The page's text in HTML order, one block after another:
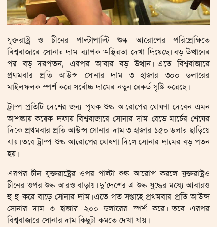
যুক্তরাষ্ট্র ও চীনের পাল্টাপাল্টি শুল্ক আরোপের পরিপ্রেক্ষিতে
বিশ্ববাজারে সোনার দাম ব্যাপক অস্থিরতা দেখা দিয়েছে। বড় উত্থানের
পর বড় দরপতন, এরপর আবার বড় উত্থান। এতে বিশ্ববাজারে
প্রথমবার প্রতি আউন্স সোনার দাম ৩ হাজার ৩০০ ডলারের
মাইলফলক স্পর্শ করে সর্বোচ্চ দামের নতুন রেকর্ড সৃষ্টি করেছে।
ট্রাম্প প্রতিটি দেশের জন্য পৃথক শুল্ক আরোপের ঘোষণা দেবেন এমন
আশঙ্কায় কয়েক দফায় বিশ্ববাজারে সোনার দাম বেড়ে মার্চের শেষের
দিকে প্রথমবার প্রতি আউন্স সোনার দাম ৩ হাজার ১৫০ ডলার ছাড়িয়ে
যায়। তবে ট্রাম্প শুল্ক আরোপের ঘোষণা দিলে সোনার দামের বড় পতন
হয়।
এরপর চীন যুক্তরাষ্ট্রের ওপর পাল্টা শুল্ক আরোপ করলে যুক্তরাষ্ট্রও
চীনের ওপর শুল্ক আরও বাড়ায়। দু’দেশের এ শুল্ক যুদ্ধের মধ্যে আবারও
হু হু করে বাড়ে সোনার দাম। এতে গত সপ্তাহে প্রথমবার প্রতি আউন্স
সোনার দাম ৩ হাজার ২০০ ডলারের স্পর্শ করে। তবে এরপর
বিশ্ববাজারে সোনার দাম কিছুটা কমতে দেখা যায়।